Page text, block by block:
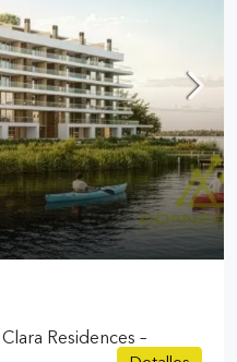
Residences –